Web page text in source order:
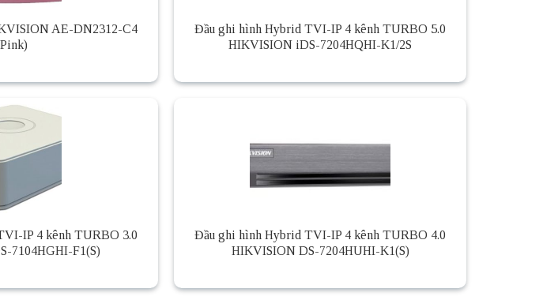
AE-DN2312-C4
Đầu ghi hình Hybrid TVI-IP 4 kênh TURBO 5.0
HIKVISION iDS-7204HQHI-K1/2S
IP 4 kênh TURBO 3.0
7104HGHI-F1(S)
Đầu ghi hình Hybrid TVI-IP 4 kênh TURBO 4.0
HIKVISION DS-7204HUHI-K1(S)